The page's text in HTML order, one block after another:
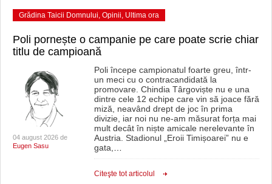
Grădina Taicii Domnului, Opinii, Ultima ora
Poli pornește o campanie pe care poate scrie chiar
titlu de campioană
04 august 2026 de
Eugen Sasu
Poli începe campionatul foarte greu, într-
un meci cu o contracandidată la
promovare. Chindia Târgoviște nu e una
dintre cele 12 echipe care vin să joace fără
miză, neavând drept de joc în prima
divizie, iar noi nu ne-am măsurat forța mai
mult decât în niște amicale nerelevante în
Austria. Stadionul „Eroii Timișoarei” nu e
gata,
Citeşte tot articolul